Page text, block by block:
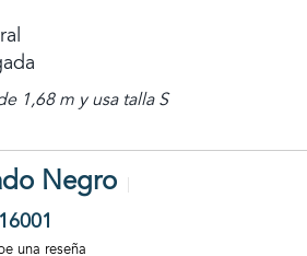
1,68 m y usa talla S
Negro
una reseña